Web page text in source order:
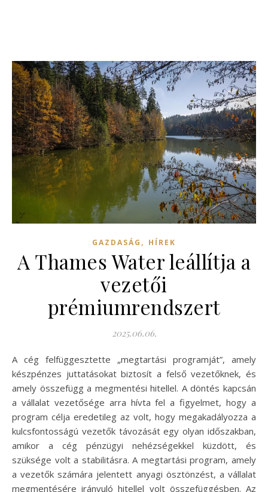
GAZDASÁG , HÍREK
A Thames Water leállítja a
vezetői
prémiumrendszert
2025.06.06.
A cég felfüggesztette „megtartási programját”, amely
készpénzes juttatásokat biztosít a felső vezetőknek, és
amely összefügg a megmentési hitellel. A döntés kapcsán
a vállalat vezetősége arra hívta fel a figyelmet, hogy a
program célja eredetileg az volt, hogy megakadályozza a
kulcsfontosságú vezetők távozását egy olyan időszakban,
amikor a cég pénzügyi nehézségekkel küzdött, és
szüksége volt a stabilitásra. A megtartási program, amely
a vezetők számára jelentett anyagi ösztönzést, a vállalat
megmentésére irányuló hitellel volt összefüggésben. Az